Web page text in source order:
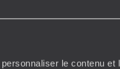
le contenu et